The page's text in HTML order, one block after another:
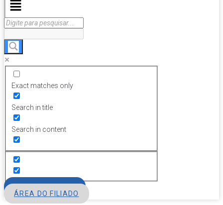
Exact matches only
Search in title
Search in content
ÁREA DO FILIADO